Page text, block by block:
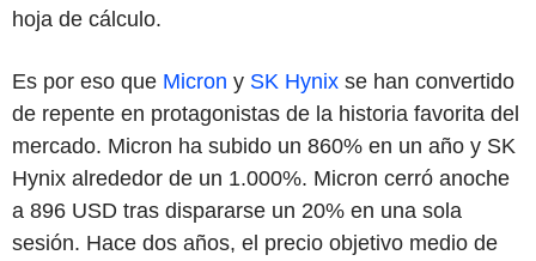
hoja de cálculo.
Es por eso que Micron y SK Hynix se han convertido
de repente en protagonistas de la historia favorita del
mercado. Micron ha subido un 860% en un año y SK
Hynix alrededor de un 1.000%. Micron cerró anoche
a 896 USD tras dispararse un 20% en una sola
sesión. Hace dos años, el precio objetivo medio de